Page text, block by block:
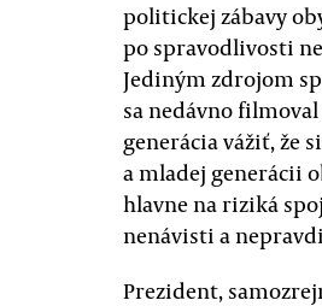
politickej zábavy
po spravodlivosti
Jediným zdrojom
sa nedávno
generácia vážiť, že
a mladej generácii
hlavne na riziká
nenávisti a
Prezident,